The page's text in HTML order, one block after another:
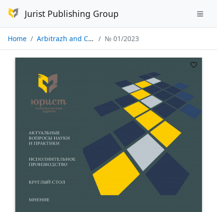
Jurist Publishing Group
Home Arbitrazh and Civil Procedure № 01/2023